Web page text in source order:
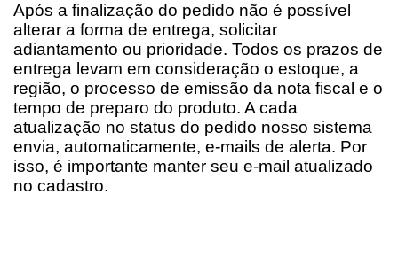
Após a finalização do pedido não é possível
alterar a forma de entrega, solicitar
adiantamento ou prioridade. Todos os prazos de
entrega levam em consideração o estoque, a
região, o processo de emissão da nota fiscal e o
tempo de preparo do produto. A cada
atualização no status do pedido nosso sistema
envia, automaticamente, e-mails de alerta. Por
isso, é importante manter seu e-mail atualizado
no cadastro.